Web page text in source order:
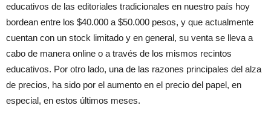
educativos de las editoriales tradicionales en nuestro país hoy
bordean entre los $40.000 a $50.000 pesos, y que actualmente
cuentan con un stock limitado y en general, su venta se lleva a
cabo de manera online o a través de los mismos recintos
educativos. Por otro lado, una de las razones principales del alza
de precios, ha sido por el aumento en el precio del papel, en
especial, en estos últimos meses.